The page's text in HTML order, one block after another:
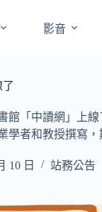
影音
了
館「中讀網」上
學者和教授撰寫
10 日 站務公告